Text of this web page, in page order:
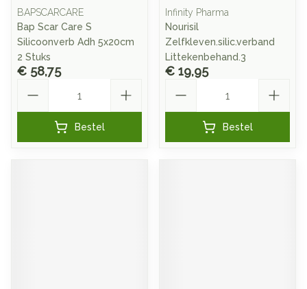
BAPSCARCARE
Bap Scar Care S
Silicoonverb Adh 5x20cm
2 Stuks
€ 58,75
Bestel
Infinity Pharma
Nourisil
Zelfkleven.silic.verband
Littekenbehand.3
€ 19,95
Bestel